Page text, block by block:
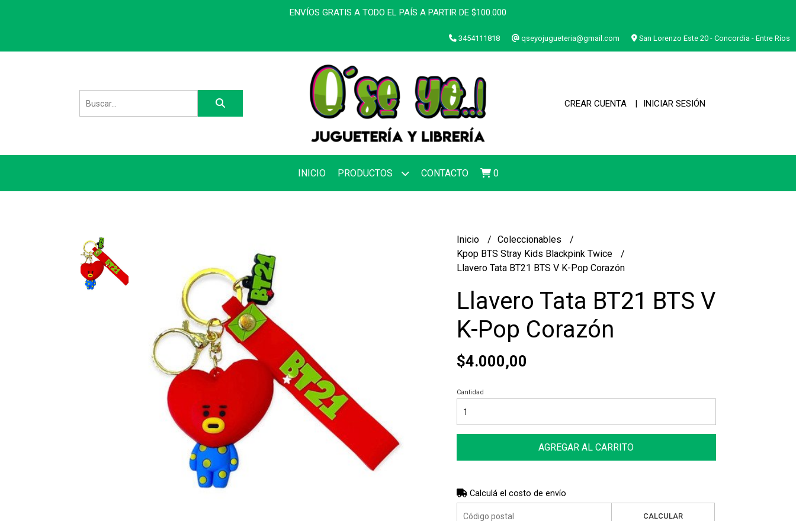
ENVÍOS GRATIS A TODO EL PAÍS A PARTIR DE $100.000
3454111818 qseyojugueteria@gmail.com San Lorenzo Este 20 - Concordia - Entre Ríos
CREAR CUENTA INICIAR SESIÓN
INICIO PRODUCTOS CONTACTO 0
Inicio
Coleccionables
Kpop BTS Stray Kids Blackpink Twice
Llavero Tata BT21 BTS V K-Pop Corazón
Llavero Tata BT21 BTS V
K-Pop Corazón
$4.000,00
Cantidad
AGREGAR AL CARRITO
Calculá el costo de envío
CALCULAR